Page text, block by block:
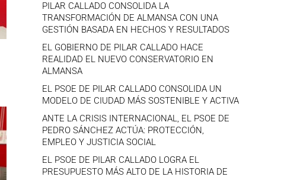
PILAR CALLADO CONSOLIDA LA
TRANSFORMACIÓN DE ALMANSA CON UNA
GESTIÓN BASADA EN HECHOS Y RESULTADOS
EL GOBIERNO DE PILAR CALLADO HACE
REALIDAD EL NUEVO CONSERVATORIO EN
ALMANSA
EL PSOE DE PILAR CALLADO CONSOLIDA UN
MODELO DE CIUDAD MÁS SOSTENIBLE Y ACTIVA
ANTE LA CRISIS INTERNACIONAL, EL PSOE DE
PEDRO SÁNCHEZ ACTÚA: PROTECCIÓN,
EMPLEO Y JUSTICIA SOCIAL
EL PSOE DE PILAR CALLADO LOGRA EL
PRESUPUESTO MÁS ALTO DE LA HISTORIA DE